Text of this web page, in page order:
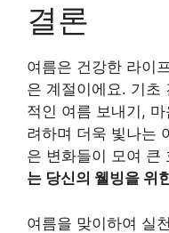
결론
여름은 건강한 라이
은 계절이에요. 기초
적인 여름 보내기,
려하며 더욱 빛나는
은 변화들이 모여 큰
는 당신의 웰빙을 위
여름을 맞이하여 실